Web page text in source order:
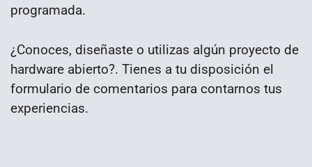
programada.
¿Conoces, diseñaste o utilizas algún proyecto de
hardware abierto?. Tienes a tu disposición el
formulario de comentarios para contarnos tus
experiencias.